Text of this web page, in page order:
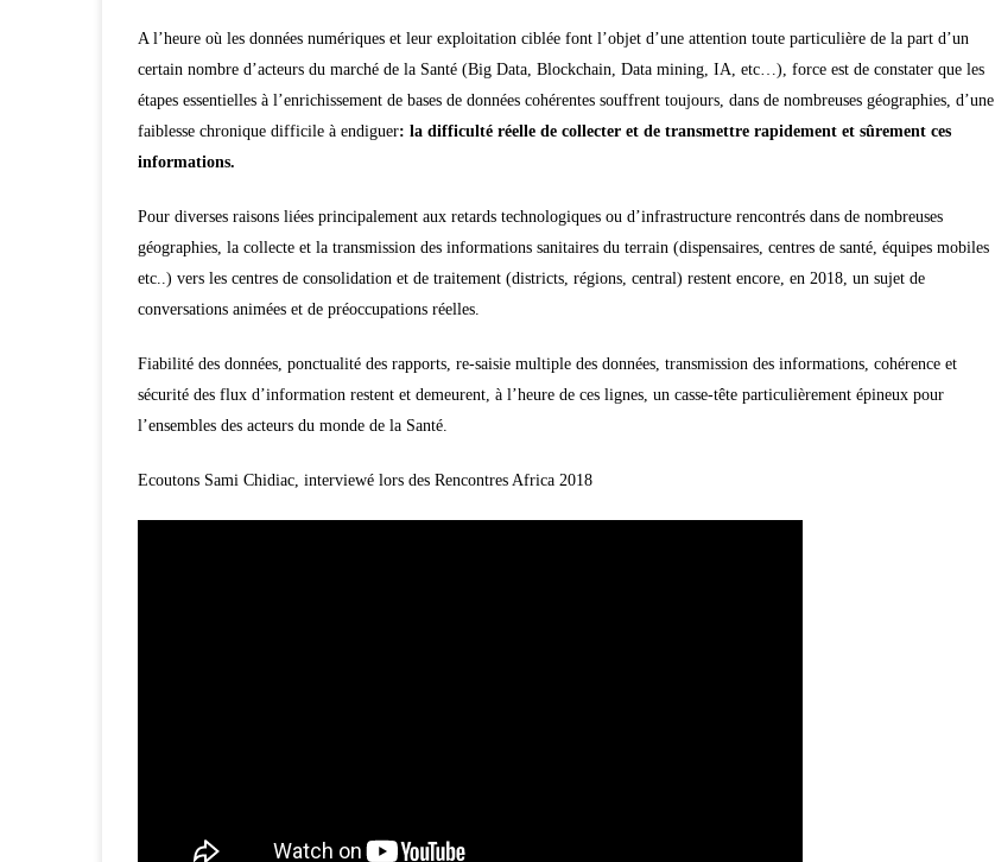
A l’heure où les données numériques et leur exploitation ciblée font l’objet d’une attention toute particulière de la part d’un
certain nombre d’acteurs du marché de la Santé (Big Data, Blockchain, Data mining, IA, etc…), force est de constater que les
étapes essentielles à l’enrichissement de bases de données cohérentes souffrent toujours, dans de nombreuses géographies, d’une
faiblesse chronique difficile à endiguer: la difficulté réelle de collecter et de transmettre rapidement et sûrement ces
informations.
Pour diverses raisons liées principalement aux retards technologiques ou d’infrastructure rencontrés dans de nombreuses
géographies, la collecte et la transmission des informations sanitaires du terrain (dispensaires, centres de santé, équipes mobiles
etc..) vers les centres de consolidation et de traitement (districts, régions, central) restent encore, en 2018, un sujet de
conversations animées et de préoccupations réelles.
Fiabilité des données, ponctualité des rapports, re-saisie multiple des données, transmission des informations, cohérence et
sécurité des flux d’information restent et demeurent, à l’heure de ces lignes, un casse-tête particulièrement épineux pour
l’ensembles des acteurs du monde de la Santé.
Ecoutons Sami Chidiac, interviewé lors des Rencontres Africa 2018